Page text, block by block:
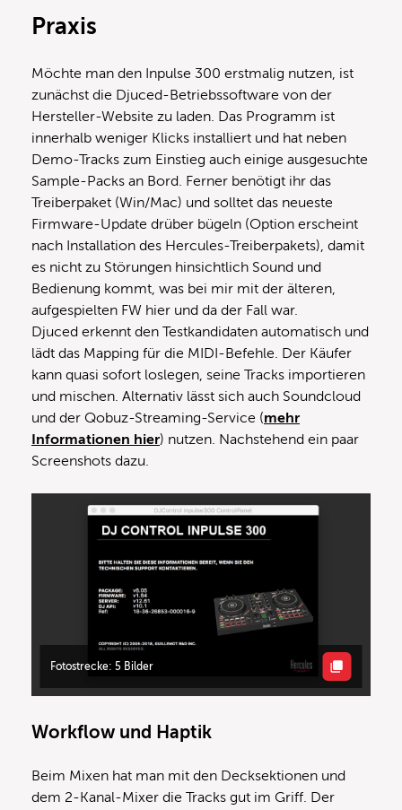
Praxis
Möchte man den Inpulse 300 erstmalig nutzen, ist
zunächst die Djuced-Betriebssoftware von der
Hersteller-Website zu laden. Das Programm ist
innerhalb weniger Klicks installiert und hat neben
Demo-Tracks zum Einstieg auch einige ausgesuchte
Sample-Packs an Bord. Ferner benötigt ihr das
Treiberpaket (Win/Mac) und solltet das neueste
Firmware-Update drüber bügeln (Option erscheint
nach Installation des Hercules-Treiberpakets), damit
es nicht zu Störungen hinsichtlich Sound und
Bedienung kommt, was bei mir mit der älteren,
aufgespielten FW hier und da der Fall war.
Djuced erkennt den Testkandidaten automatisch und
lädt das Mapping für die MIDI-Befehle. Der Käufer
kann quasi sofort loslegen, seine Tracks importieren
und mischen. Alternativ lässt sich auch Soundcloud
und der Qobuz-Streaming-Service (mehr
Informationen hier) nutzen. Nachstehend ein paar
Screenshots dazu.
Fotostrecke: 5 Bilder
Workflow und Haptik
Beim Mixen hat man mit den Decksektionen und
dem 2-Kanal-Mixer die Tracks gut im Griff. Der